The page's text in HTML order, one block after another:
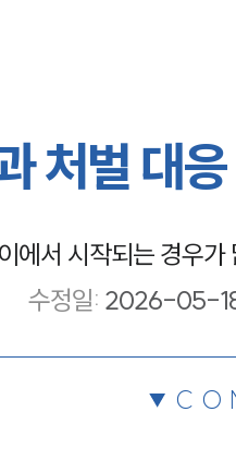
처벌 대
에서 시작되는 경우가
수정일: 2026-05-